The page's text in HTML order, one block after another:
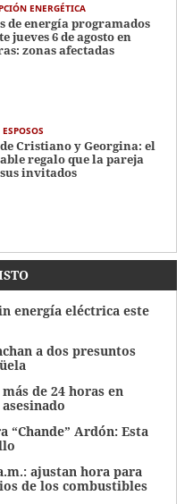
ENERGÉTICA
de energía programados
jueves 6 de agosto en
zonas afectadas
Cristiano y Georgina: el
regalo que la pareja
invitados
energía eléctrica este
a dos presuntos
de 24 horas en
“Chande” Ardón: Esta
ajustan hora para
de los combustibles